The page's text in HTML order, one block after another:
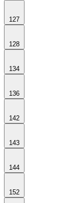
127
128
134
136
142
143
144
152